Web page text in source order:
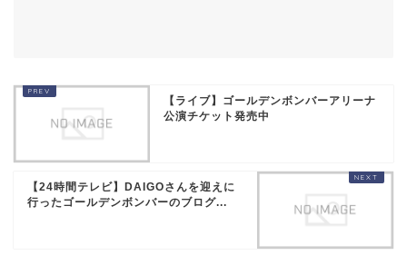
【ライブ】ゴールデンボンバーアリーナ
公演チケット発売中
【24時間テレビ】DAIGOさんを迎えに
行ったゴールデンボンバーのブログ...